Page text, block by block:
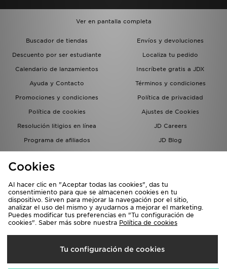
Ver en pantalla completa
Buscador de tiendas
Envíos y devoluciones
Descuento por ser estudiante
Localiza tu pedido
Calendario de lanzamientos
Inscríbete gratis a JDX
Ayuda y Contacto
Términos y condiciones
Promociones y condiciones
Política de privacidad
Política de cookies
Ajustes de Cookies
Resolución litigios en línea
JD Careers
Programa de afiliados
JD Blog
del grupo JD - Whistleblowing
Selecciona País
España
Cookies
Al hacer clic en "Aceptar todas las cookies", das tu
consentimiento para que se almacenen cookies en tu
dispositivo. Sirven para mejorar la navegación por el sitio,
analizar el uso del mismo y ayudarnos a mejorar el marketing.
Puedes modificar tus preferencias en "Tu configuración de
cookies". Saber más sobre nuestra Política de cookies
Tu configuración de cookies